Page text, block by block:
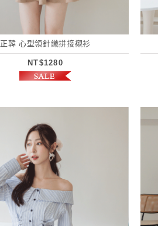
正韓 心型領針織拼接襯衫
NT$1280